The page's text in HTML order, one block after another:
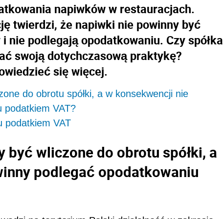
napiwków w restauracjach.
twierdzi, że napiwki nie powinny być
nie podlegają opodatkowaniu. Czy spółka
swoją dotychczasową praktykę?
się więcej.
do obrotu spółki, a w konsekwencji nie
podatkiem VAT?
podatkiem VAT
być wliczone do obrotu spółki, a
podlegać opodatkowaniu